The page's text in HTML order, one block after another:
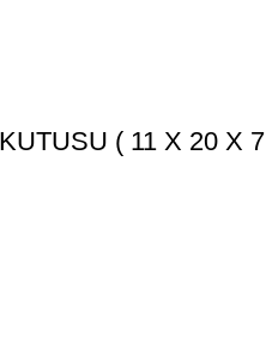
( 11 X 20 X 7